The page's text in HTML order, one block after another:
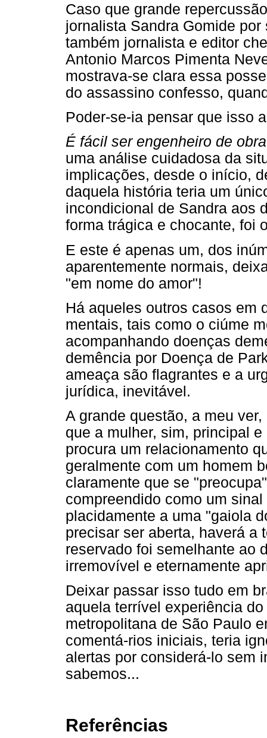
Caso que grande
jornalista Sandra Gomide
também jornalista e editor
Antonio Marcos Pimenta
mostrava-se clara essa
do assassino confesso,
Poder-se-ia pensar que isso
É fácil ser engenheiro de
uma análise cuidadosa da
implicações, desde o início,
daquela história teria um
incondicional de Sandra aos
forma trágica e chocante, foi
E este é apenas um, dos
aparentemente normais,
"em nome do amor"!
Há aqueles outros casos em
mentais, tais como o ciúme
acompanhando doenças
demência por Doença de
ameaça são flagrantes e a
jurídica, inevitável.
A grande questão, a meu
que a mulher, sim, principal
procura um relacionamento
geralmente com um homem
claramente que se
compreendido como um
placidamente a uma "gaiola
precisar ser aberta, haverá a
reservado foi semelhante ao
irremovível e eternamente
Deixar passar isso tudo em
aquela terrível experiência
metropolitana de São Paulo
comentá-rios iniciais, teria
alertas por considerá-lo sem
sabemos...
Referências